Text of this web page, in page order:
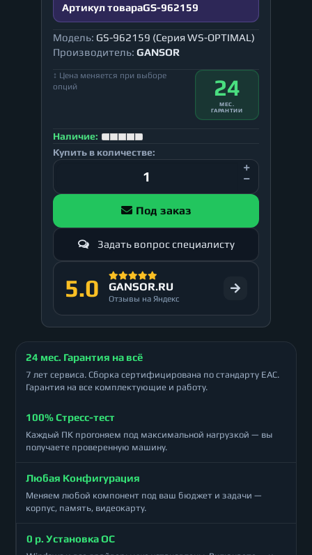
Артикул товараGS-962159
Модель: GS-962159 (Серия WS-OPTIMAL)
Производитель: GANSOR
↕ Цена меняется при выборе
опций
24
МЕС.
ГАРАНТИИ
Наличие:
Купить в количестве:
Под заказ
Задать вопрос специалисту
5.0 GANSOR.RU
Отзывы на Яндекс
24 мес. Гарантия на всё
7 лет сервиса. Сборка сертифицирована по стандарту ЕАС.
Гарантия на все комплектующие и работу.
100% Стресс-тест
Каждый ПК прогоняем под максимальной нагрузкой — вы
получаете проверенную машину.
Любая Конфигурация
Меняем любой компонент под ваш бюджет и задачи —
корпус, память, видеокарту.
0 р. Установка ОС